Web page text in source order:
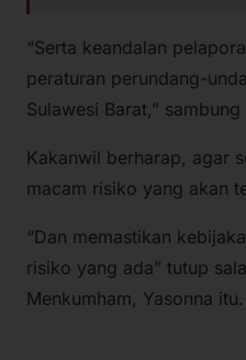
“Serta keandalan
peraturan perundang-
Sulawesi Barat,”
Kakanwil berharap, agar
macam risiko yang akan
“Dan memastikan
risiko yang ada” tutup
Menkumham, Yasonna itu.